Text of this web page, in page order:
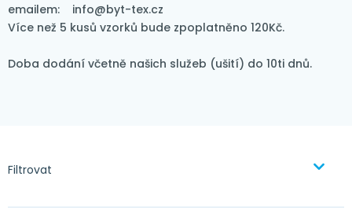
emailem: info@byt-tex.cz
Více než 5 kusů vzorků bude zpoplatněno 120Kč.
Doba dodání včetně našich služeb (ušití) do 10ti dnů.
Filtrovat